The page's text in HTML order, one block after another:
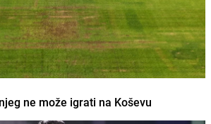
ne može igrati na Koševu